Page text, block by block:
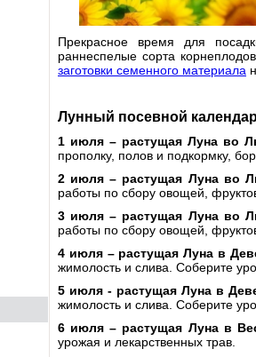
Прекрасное время для
раннеспелые сорта
заготовки семенного материала
Лунный посевной
1 июля – растущая Луна во
прополку, полов и подкормку,
2 июля – растущая Луна во
работы по сбору овощей,
3 июля – растущая Луна во
работы по сбору овощей,
4 июля – растущая Луна в
жимолость и слива. Соберите
5 июля - растущая Луна в
жимолость и слива. Соберите
6 июля – растущая Луна в
урожая и лекарственных трав.